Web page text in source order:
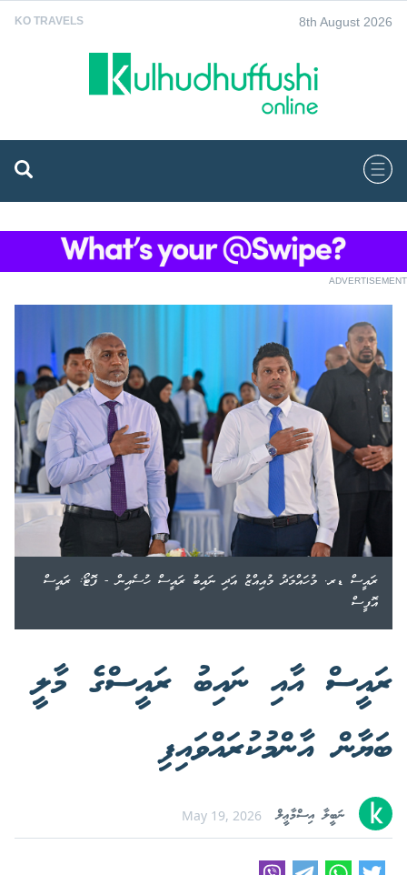
KO TRAVELS 8th August 2026
ADVERTISEMENT
ރައީސް ޑރ. މުހައްމަދު މުއިއްޒު އަދި ނައިބު ރައީސް ހުސެއިން - ފޮޓޯ: ރައީސް
އޮފީސް
ރައީސް އާއި ނައިބު ރައީސްގެ މާލީ
ބަޔާން އާންމުކުރައްވައިފި
ނަބީލާ އިސްމާޢީލް May 19, 2026